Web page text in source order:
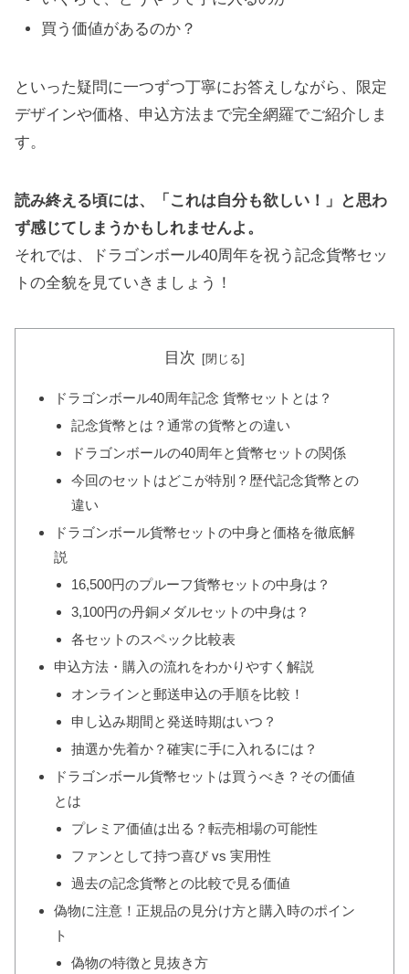
買う価値があるのか？
といった疑問に一つずつ丁寧にお答えしながら、限定
デザインや価格、申込方法まで完全網羅でご紹介しま
す。
読み終える頃には、「これは自分も欲しい！」と思わ
ず感じてしまうかもしれませんよ。
それでは、ドラゴンボール40周年を祝う記念貨幣セッ
トの全貌を見ていきましょう！
目次
ドラゴンボール40周年記念 貨幣セットとは？
記念貨幣とは？通常の貨幣との違い
ドラゴンボールの40周年と貨幣セットの関係
今回のセットはどこが特別？歴代記念貨幣との
違い
ドラゴンボール貨幣セットの中身と価格を徹底解
説
16,500円のプルーフ貨幣セットの中身は？
3,100円の丹銅メダルセットの中身は？
各セットのスペック比較表
申込方法・購入の流れをわかりやすく解説
オンラインと郵送申込の手順を比較！
申し込み期間と発送時期はいつ？
抽選か先着か？確実に手に入れるには？
ドラゴンボール貨幣セットは買うべき？その価値
とは
プレミア価値は出る？転売相場の可能性
ファンとして持つ喜び vs 実用性
過去の記念貨幣との比較で見る価値
偽物に注意！正規品の見分け方と購入時のポイン
ト
偽物の特徴と見抜き方